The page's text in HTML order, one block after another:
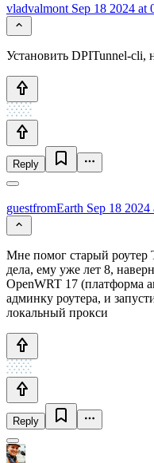
vladvalmont Sep 18 2024 at
Установить DPITunnel-cli,
Reply
guestfromEarth Sep 18 2024
Мне помог старый
дела, ему уже лет 8,
OpenWRT 17 (платформа
админку роутера, и
локальный прокси
Reply